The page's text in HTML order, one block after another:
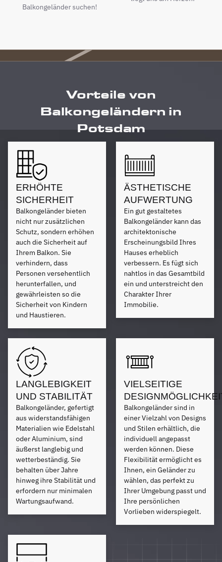
Balkongeländer suchen!
Vorteile von
Balkongeländern in
Potsdam
ERHÖHTE
SICHERHEIT
Balkongeländer bieten
nicht nur zusätzlichen
Schutz, sondern erhöhen
auch die Sicherheit auf
Ihrem Balkon. Sie
verhindern, dass
Personen versehentlich
herunterfallen, und
gewährleisten so die
Sicherheit von Kindern
und Haustieren.
ÄSTHETISCHE
AUFWERTUNG
Ein gut gestaltetes
Balkongeländer kann das
architektonische
Erscheinungsbild Ihres
Hauses erheblich
verbessern. Es fügt sich
nahtlos in das Gesamtbild
ein und unterstreicht den
Charakter Ihrer
Immobilie.
LANGLEBIGKEIT
UND STABILITÄT
Balkongeländer, gefertigt
aus widerstandsfähigen
Materialien wie Edelstahl
oder Aluminium, sind
äußerst langlebig und
wetterbeständig. Sie
behalten über Jahre
hinweg ihre Stabilität und
erfordern nur minimalen
Wartungsaufwand.
VIELSEITIGE
Balkongeländer sind in
einer Vielzahl von Designs
und Stilen erhältlich, die
individuell angepasst
werden können. Diese
Flexibilität ermöglicht es
Ihnen, ein Geländer zu
wählen, das perfekt zu
Ihrer Umgebung passt und
Ihre persönlichen
Vorlieben widerspiegelt.